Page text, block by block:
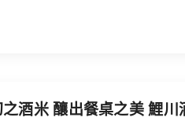
酒米 釀出餐桌之美 鯉川